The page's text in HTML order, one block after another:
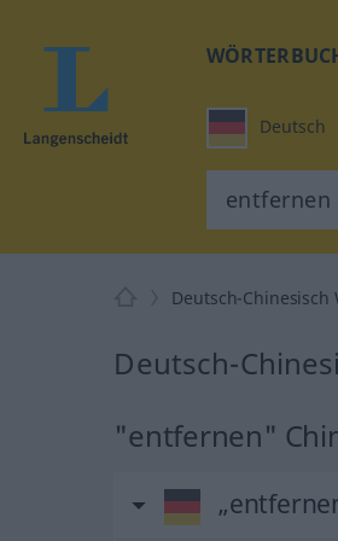
Deutsch
Deutsch-Chinesisch
Deutsch-
"entfernen"